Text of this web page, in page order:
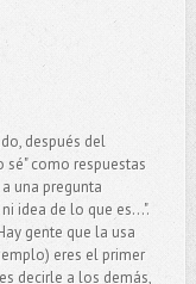
después del
como respuestas
una pregunta
idea de lo que es...".
gente que la usa
eres el primer
decirle a los demás,